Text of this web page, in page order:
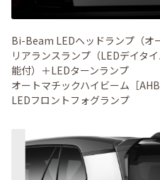
Bi-Beam LEDヘッドランプ（オ
リアランスランプ（LEDデイタ
能付）＋LEDターンランプ
オートマチックハイビーム［AHB
LEDフロントフォグランプ